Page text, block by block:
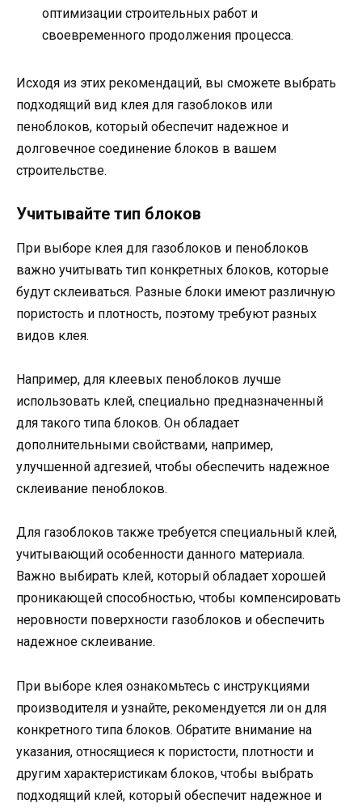
оптимизации строительных работ и
своевременного продолжения процесса.
Исходя из этих рекомендаций, вы сможете выбрать
подходящий вид клея для газоблоков или
пеноблоков, который обеспечит надежное и
долговечное соединение блоков в вашем
строительстве.
Учитывайте тип блоков
При выборе клея для газоблоков и пеноблоков
важно учитывать тип конкретных блоков, которые
будут склеиваться. Разные блоки имеют различную
пористость и плотность, поэтому требуют разных
видов клея.
Например, для клеевых пеноблоков лучше
использовать клей, специально предназначенный
для такого типа блоков. Он обладает
дополнительными свойствами, например,
улучшенной адгезией, чтобы обеспечить надежное
склеивание пеноблоков.
Для газоблоков также требуется специальный клей,
учитывающий особенности данного материала.
Важно выбирать клей, который обладает хорошей
проникающей способностью, чтобы компенсировать
неровности поверхности газоблоков и обеспечить
надежное склеивание.
При выборе клея ознакомьтесь с инструкциями
производителя и узнайте, рекомендуется ли он для
конкретного типа блоков. Обратите внимание на
указания, относящиеся к пористости, плотности и
другим характеристикам блоков, чтобы выбрать
подходящий клей, который обеспечит надежное и